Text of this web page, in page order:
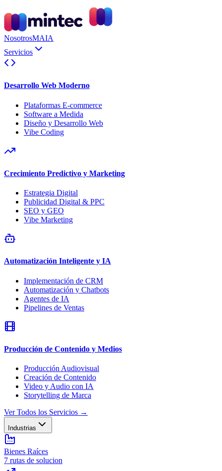
NosotrosMAIA
Servicios
Desarrollo Web Moderno
Plataformas E-commerce
Software a Medida
Diseño y Desarrollo Web
Vibe Coding
Crecimiento Predictivo y Marketing
Estrategia Digital
Publicidad Digital & PPC
SEO y GEO
Vibe Marketing
Automatización Inteligente y IA
Implementación de CRM
Automatización y Chatbots
Agentes de IA
Pipelines de Ventas
Producción de Contenido y Medios
Producción Audiovisual
Creación de Contenido
Video y Audio con IA
Storytelling de Marca
Ver Todos los Servicios →
Industrias
Bienes Raíces
7 rutas de solucion